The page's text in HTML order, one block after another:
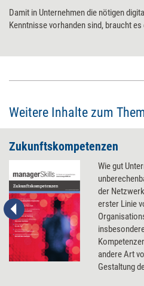
Damit in Unternehmen die nötigen
Kenntnisse vorhanden sind, braucht
Weitere Inhalte zum
Zukunftskompetenzen
Wie gut
der
erster Linie
andere Art
Gestaltung